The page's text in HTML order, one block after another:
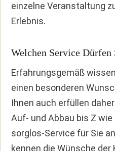
einzelne Veranstaltung
Erlebnis.
Welchen Service Dürfen
Erfahrungsgemäß
einen besonderen
Ihnen auch erfüllen
Auf- und Abbau bis Z
sorglos-Service für Sie
kennen die Wünsche